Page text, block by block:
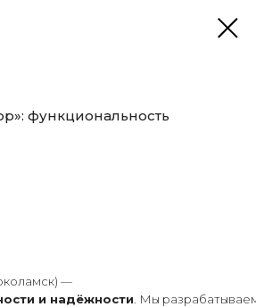
функциональность
—
и надёжности . Мы